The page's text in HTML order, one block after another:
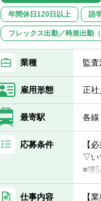
年間休日120日以上 語
フレックス出勤／時差出勤（
業種 監
雇用形態 正社
最寄駅 各
応募条件
【
▽い
■簿
須）
■
仕事内容 【